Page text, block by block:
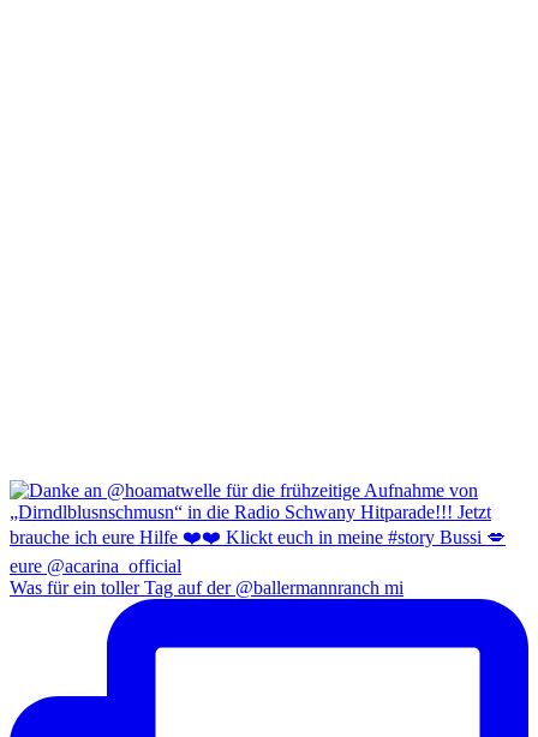
Was für ein toller Tag auf der @ballermannranch mi